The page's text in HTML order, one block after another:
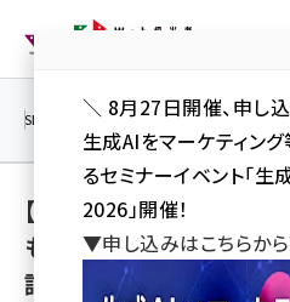
ン
seo (3528)
SEO マーケティング／広告 AI
【4/16より】「【埼玉県
ものづくり技術活用製品
請サポートを開始します
＼ 8月27日開催、申し
生成AIをマーケティン
るセミナーイベント「
2026」開催！
▼申し込みはこちらか